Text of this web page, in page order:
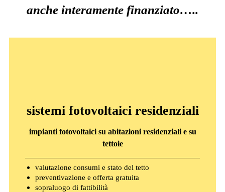
anche interamente finanziato…..
sistemi fotovoltaici residenziali
impianti fotovoltaici su abitazioni residenziali e su
tettoie
valutazione consumi e stato del tetto
preventivazione e offerta gratuita
sopraluogo di fattibilità